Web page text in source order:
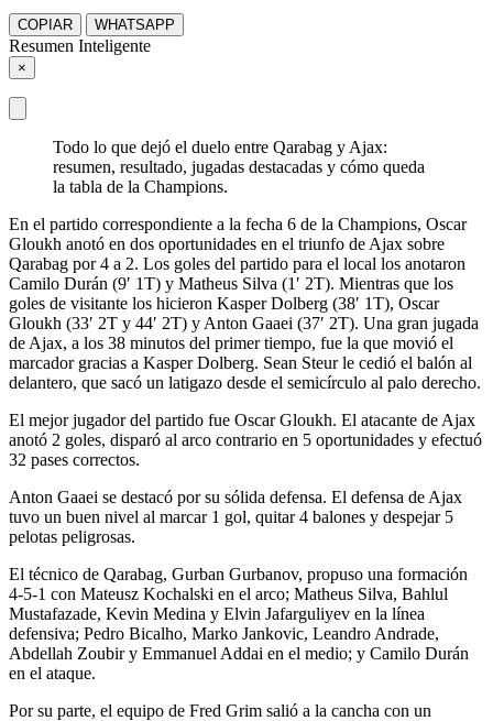
COPIAR WHATSAPP
Resumen Inteligente
×
Todo lo que dejó el duelo entre Qarabag y Ajax:
resumen, resultado, jugadas destacadas y cómo queda
la tabla de la Champions.
En el partido correspondiente a la fecha 6 de la Champions, Oscar
Gloukh anotó en dos oportunidades en el triunfo de Ajax sobre
Qarabag por 4 a 2. Los goles del partido para el local los anotaron
Camilo Durán (9′ 1T) y Matheus Silva (1′ 2T). Mientras que los
goles de visitante los hicieron Kasper Dolberg (38′ 1T), Oscar
Gloukh (33′ 2T y 44′ 2T) y Anton Gaaei (37′ 2T). Una gran jugada
de Ajax, a los 38 minutos del primer tiempo, fue la que movió el
marcador gracias a Kasper Dolberg. Sean Steur le cedió el balón al
delantero, que sacó un latigazo desde el semicírculo al palo derecho.
El mejor jugador del partido fue Oscar Gloukh. El atacante de Ajax
anotó 2 goles, disparó al arco contrario en 5 oportunidades y efectuó
32 pases correctos.
Anton Gaaei se destacó por su sólida defensa. El defensa de Ajax
tuvo un buen nivel al marcar 1 gol, quitar 4 balones y despejar 5
pelotas peligrosas.
El técnico de Qarabag, Gurban Gurbanov, propuso una formación
4-5-1 con Mateusz Kochalski en el arco; Matheus Silva, Bahlul
Mustafazade, Kevin Medina y Elvin Jafarguliyev en la línea
defensiva; Pedro Bicalho, Marko Jankovic, Leandro Andrade,
Abdellah Zoubir y Emmanuel Addai en el medio; y Camilo Durán
en el ataque.
Por su parte, el equipo de Fred Grim salió a la cancha con un